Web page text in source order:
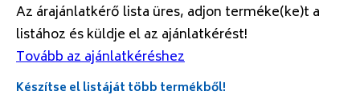
Az árajánlatkérő lista üres, adjon terméke(ke)t a
listához és küldje el az ajánlatkérést!
Tovább az ajánlatkéréshez
Készítse el listáját több termékből!